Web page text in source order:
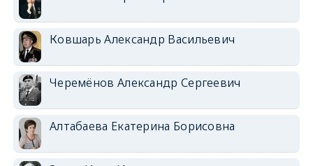
Ковшарь Александр Васильевич
Черемёнов Александр Сергеевич
Алтабаева Екатерина Борисовна